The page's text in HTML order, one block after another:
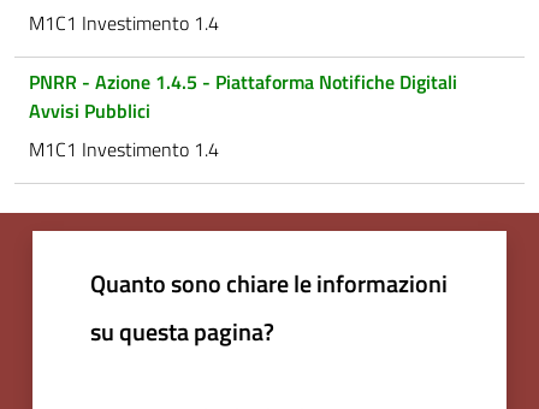
M1C1 Investimento 1.4
PNRR - Azione 1.4.5 - Piattaforma Notifiche Digitali
Avvisi Pubblici
M1C1 Investimento 1.4
Quanto sono chiare le informazioni
su questa pagina?